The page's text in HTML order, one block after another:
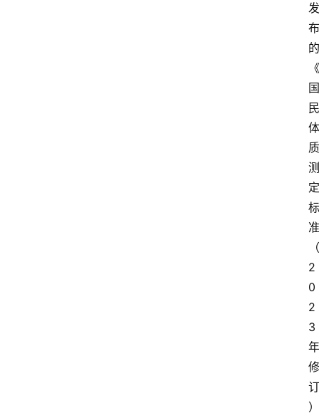
发
布
的
《
国
民
体
质
测
定
标
准
（
2
0
2
3
年
修
订
）